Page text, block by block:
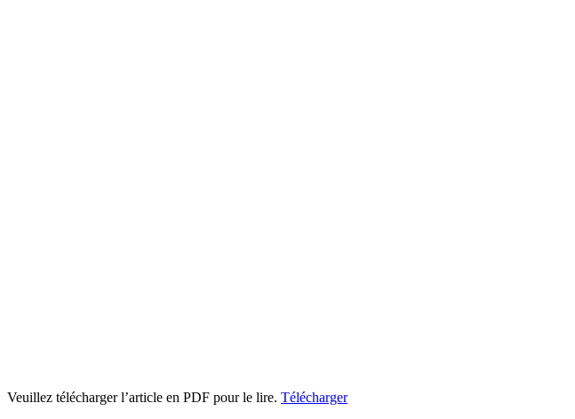
Veuillez télécharger l’article en PDF pour le lire. Télécharger